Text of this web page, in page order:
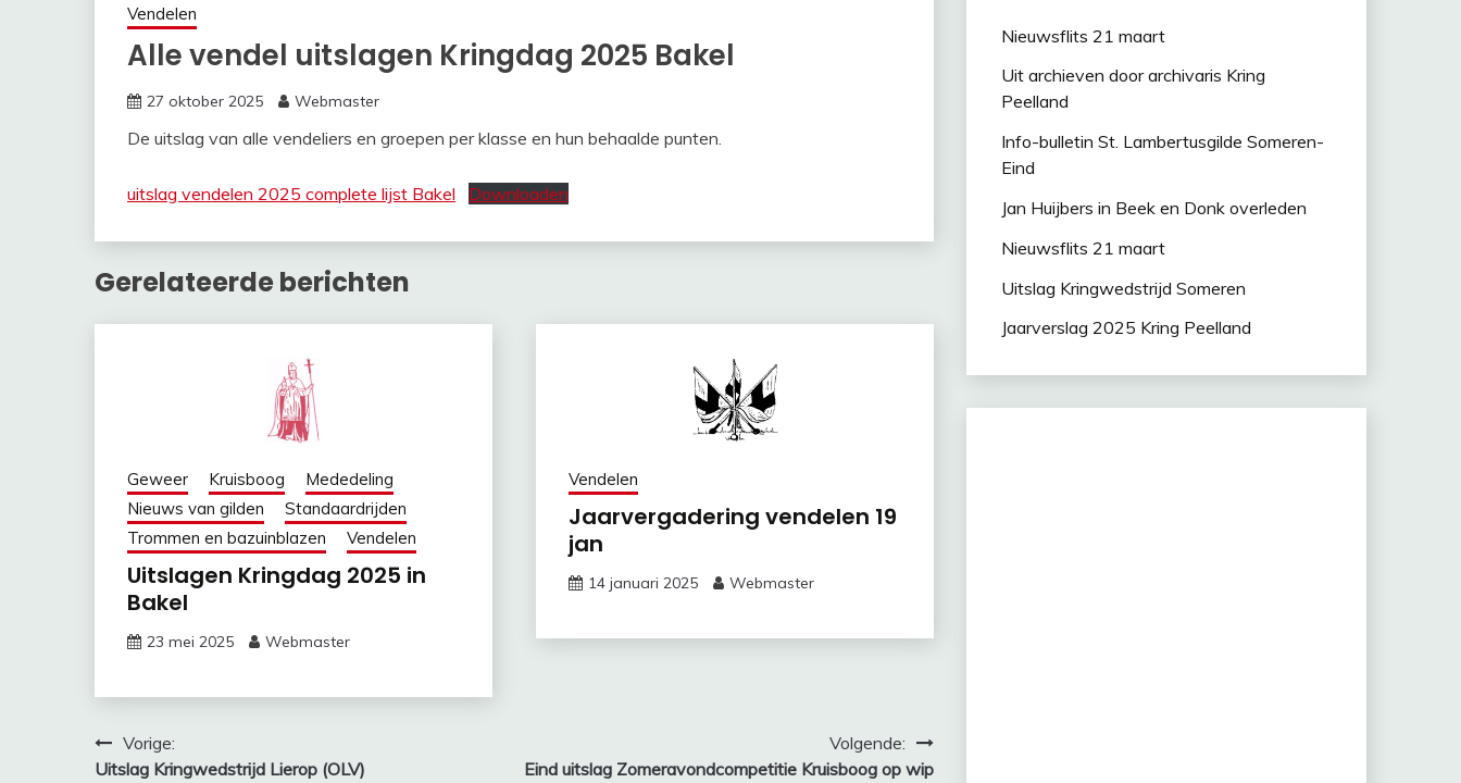
Vendelen
Alle vendel uitslagen Kringdag 2025 Bakel
27 oktober 2025 Webmaster
De uitslag van alle vendeliers en groepen per klasse en hun behaalde punten.
uitslag vendelen 2025 complete lijst Bakel Downloaden
Gerelateerde berichten
Geweer Kruisboog
Mededeling
Nieuws van gilden
Standaardrijden
Trommen en bazuinblazen
Vendelen
Uitslagen Kringdag 2025 in
Bakel
23 mei 2025 Webmaster
Vendelen
Jaarvergadering vendelen 19
jan
14 januari 2025 Webmaster
Bericht
Vorige:
Uitslag Kringwedstrijd Lierop (OLV)
Volgende:
Eind uitslag Zomeravondcompetitie Kruisboog op wip
Nieuwsflits 21 maart
Uit archieven door archivaris Kring
Peelland
Info-bulletin St. Lambertusgilde Someren-
Eind
Jan Huijbers in Beek en Donk overleden
Nieuwsflits 21 maart
Uitslag Kringwedstrijd Someren
Jaarverslag 2025 Kring Peelland